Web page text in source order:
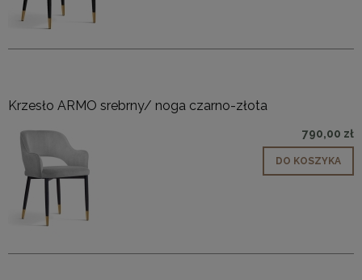
Krzesło ARMO srebrny/ noga czarno-złota
790,00 zł
DO KOSZYKA